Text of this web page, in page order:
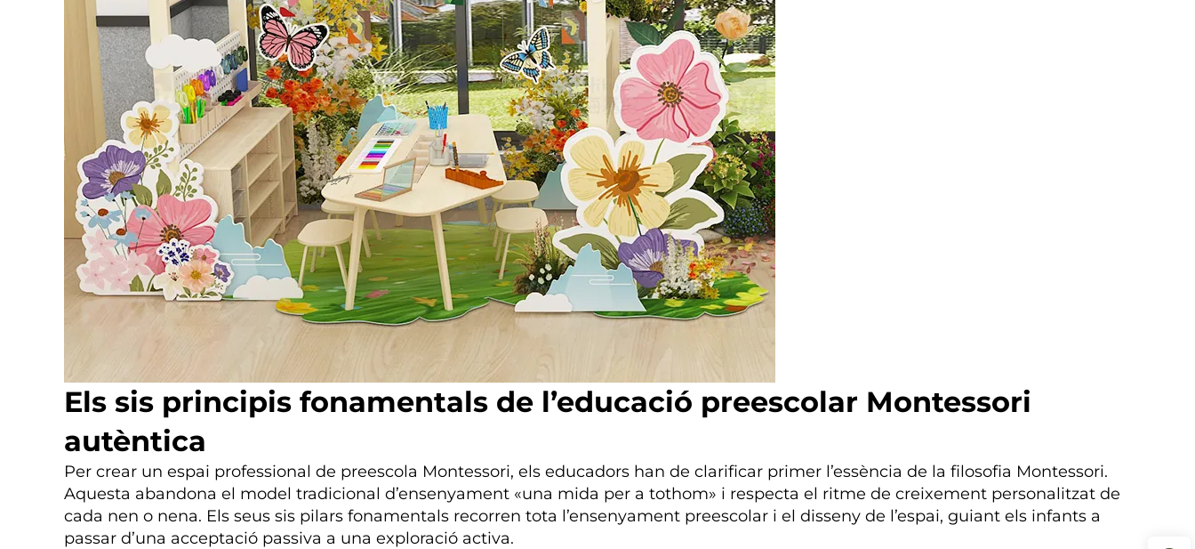
Els sis principis fonamentals de l’educació preescolar Montessori
autèntica
Per crear un espai professional de preescola Montessori, els educadors han de clarificar primer l’essència de la filosofia Montessori.
Aquesta abandona el model tradicional d’ensenyament «una mida per a tothom» i respecta el ritme de creixement personalitzat de
cada nen o nena. Els seus sis pilars fonamentals recorren tota l’ensenyament preescolar i el disseny de l’espai, guiant els infants a
passar d’una acceptació passiva a una exploració activa.